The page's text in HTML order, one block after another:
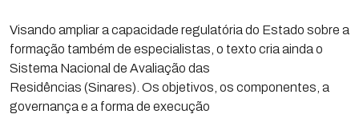
Visando ampliar a capacidade regulatória do Estado sobre a
formação também de especialistas, o texto cria ainda o
Sistema Nacional de Avaliação das
Residências (Sinares). Os objetivos, os componentes, a
governança e a forma de execução